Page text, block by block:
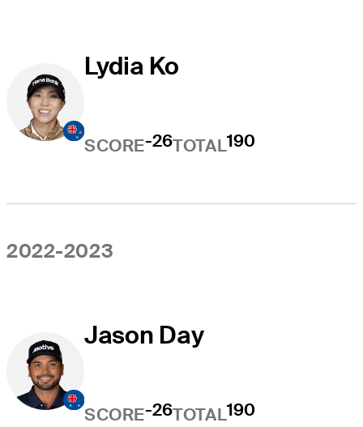
Lydia Ko
SCORE-26TOTAL190
2022-2023
Jason Day
SCORE-26TOTAL190